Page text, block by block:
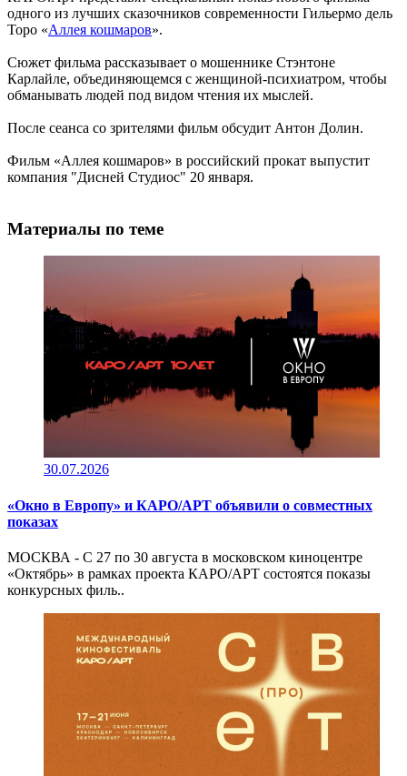
одного из лучших сказочников современности Гильермо дель
Торо «Аллея кошмаров».
Сюжет фильма рассказывает о мошеннике Стэнтоне
Карлайле, объединяющемся с женщиной-психиатром, чтобы
обманывать людей под видом чтения их мыслей.
После сеанса со зрителями фильм обсудит Антон Долин.
Фильм «Аллея кошмаров» в российский прокат выпустит
компания "Дисней Студиос" 20 января.
Материалы по теме
30.07.2026
«Окно в Европу» и КАРО/АРТ объявили о совместных
показах
МОСКВА - С 27 по 30 августа в московском киноцентре
«Октябрь» в рамках проекта КАРО/АРТ состоятся показы
конкурсных филь..